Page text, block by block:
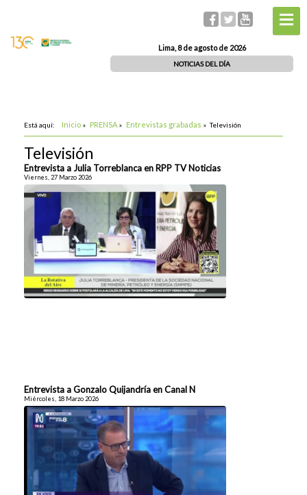
Lima, 8 de agosto de 2026
NOTICIAS DEL DÍA
Está aquí: Inicio » PRENSA » Entrevistas grabadas » Televisión
Televisión
Entrevista a Julia Torreblanca en RPP TV Noticias
Viernes, 27 Marzo 2026
Entrevista a Gonzalo Quijandría en Canal N
Miércoles, 18 Marzo 2026